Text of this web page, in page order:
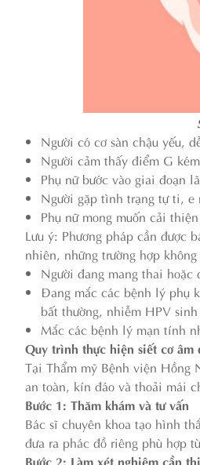
Người có cơ sàn chậu yếu,
Người cảm thấy điểm G
Phụ nữ bước vào giai đoạn
Người gặp tình trạng tự ti,
Phụ nữ mong muốn cải
Lưu ý: Phương pháp cần được
nhiên, những trường hợp
Người đang mang thai
Đang mắc các bệnh lý phụ
bất thường, nhiễm HPV
Mắc các bệnh lý mạn tính
Quy trình thực hiện siết cơ âm
Tại Thẩm mỹ Bệnh viện Hồng
an toàn, kín đáo và thoải mái
Bước 1: Thăm khám và tư vấn
Bác sĩ chuyên khoa tạo hình
đưa ra phác đồ riêng phù hợp
Bước 2: Làm xét nghiệm cần